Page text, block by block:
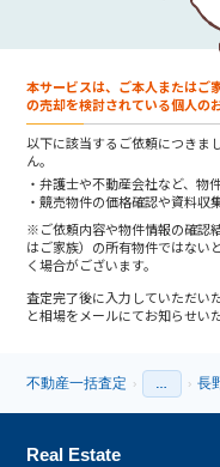
本サービスは、ご本人またはご
の売却を検討されている個人の
以下に該当するご依頼につきま
ん。
弁護士や不動産会社など、物
競売物件の価格確認や資料収
※ご依頼内容や物件情報の確認
はご家族）の所有物件ではない
く場合がございます。
査定完了後に入力していただい
と相場をメールにてお知らせい
不動産一括査定 › › 長
Real Estate